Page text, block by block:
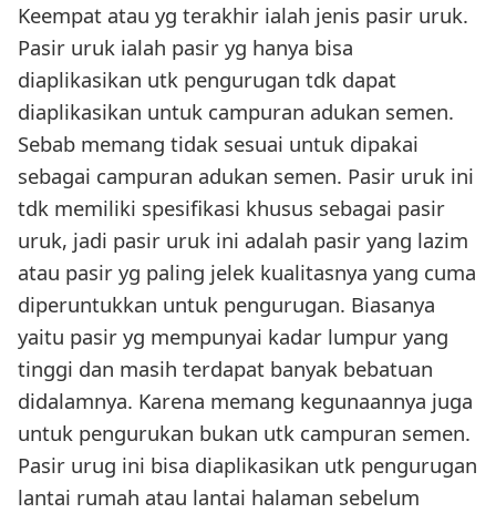
Keempat atau yg terakhir ialah jenis pasir uruk.
Pasir uruk ialah pasir yg hanya bisa
diaplikasikan utk pengurugan tdk dapat
diaplikasikan untuk campuran adukan semen.
Sebab memang tidak sesuai untuk dipakai
sebagai campuran adukan semen. Pasir uruk ini
tdk memiliki spesifikasi khusus sebagai pasir
uruk, jadi pasir uruk ini adalah pasir yang lazim
atau pasir yg paling jelek kualitasnya yang cuma
diperuntukkan untuk pengurugan. Biasanya
yaitu pasir yg mempunyai kadar lumpur yang
tinggi dan masih terdapat banyak bebatuan
didalamnya. Karena memang kegunaannya juga
untuk pengurukan bukan utk campuran semen.
Pasir urug ini bisa diaplikasikan utk pengurugan
lantai rumah atau lantai halaman sebelum